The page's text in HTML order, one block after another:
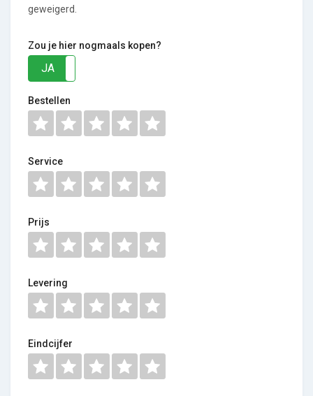
geweigerd.
Zou je hier nogmaals kopen?
JA
Bestellen
Service
Prijs
Levering
Eindcijfer